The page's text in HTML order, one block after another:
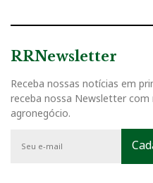
RRNewsletter
Receba nossas notícias em
receba nossa Newsletter com
agronegócio.